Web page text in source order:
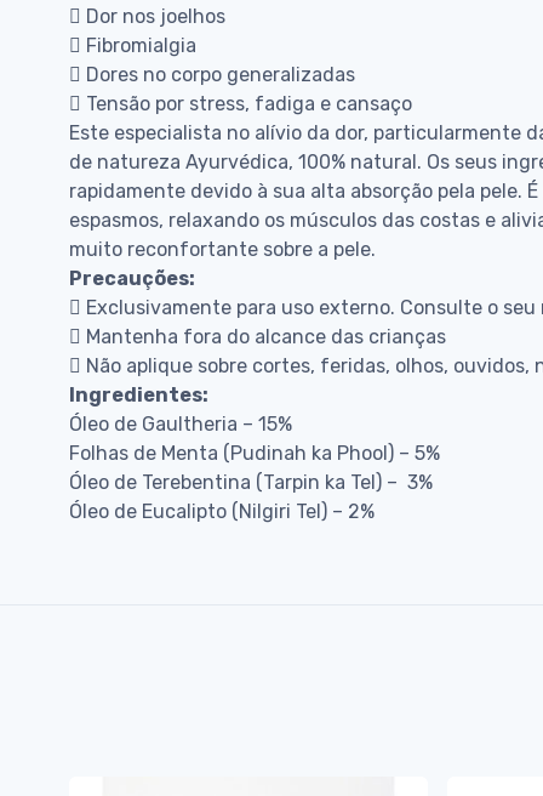
 Dor nos joelhos
 Fibromialgia
 Dores no corpo generalizadas
 Tensão por stress, fadiga e cansaço
Este especialista no alívio da dor, particularmente
de natureza Ayurvédica, 100% natural. Os seus
rapidamente devido à sua alta absorção pela pele.
espasmos, relaxando os músculos das costas e
muito reconfortante sobre a pele.
Precauções:
 Exclusivamente para uso externo. Consulte o
 Mantenha fora do alcance das crianças
 Não aplique sobre cortes, feridas, olhos, ouvidos,
Ingredientes:
Óleo de Gaultheria – 15%
Folhas de Menta (Pudinah ka Phool) – 5%
Óleo de Terebentina (Tarpin ka Tel) – 3%
Óleo de Eucalipto (Nilgiri Tel) – 2%